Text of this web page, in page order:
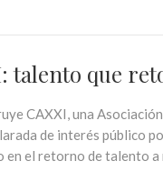
talento que
CAXXI, una
de interés público
el retorno de talento